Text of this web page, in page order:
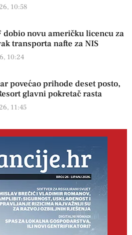
10:58
dobio novu američku licencu za
transporta nafte za NIS
10:24
povećao prihode deset posto,
glavni pokretač rasta
11:45